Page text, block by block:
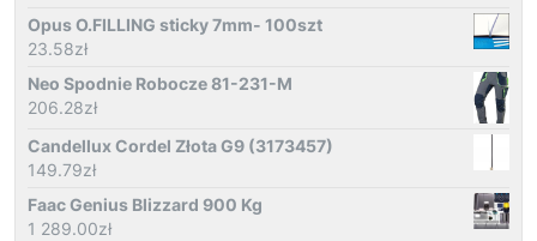
Opus O.FILLING sticky 7mm- 100szt
23.58zł
Neo Spodnie Robocze 81-231-M
206.28zł
Candellux Cordel Złota G9 (3173457)
149.79zł
Faac Genius Blizzard 900 Kg
1 289.00zł